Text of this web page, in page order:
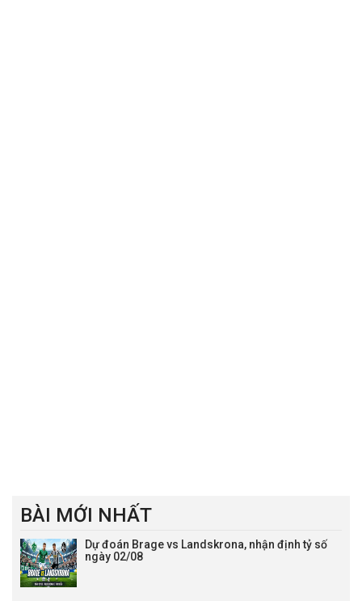
BÀI MỚI NHẤT
Dự đoán Brage vs Landskrona, nhận định tỷ số
ngày 02/08